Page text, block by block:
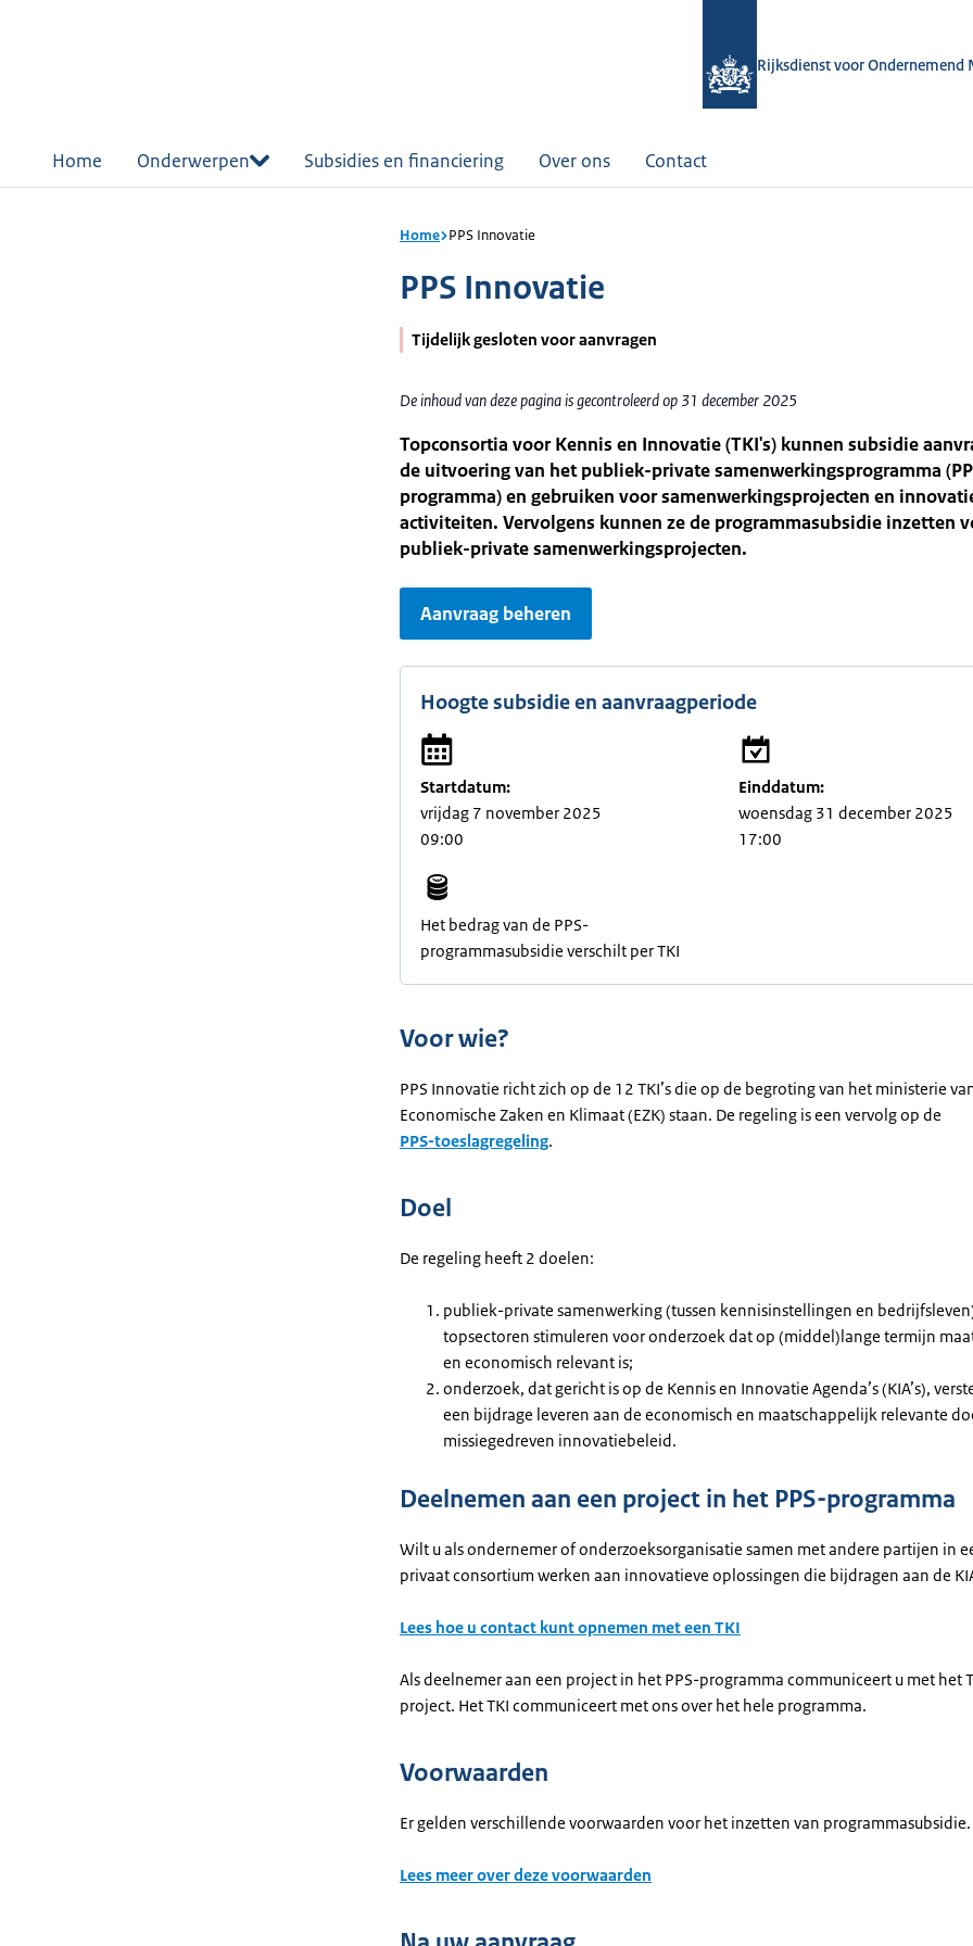
Rijksdienst voor Ondernemend
Home Onderwerpen Subsidies en financiering Over ons Contact
Home PPS Innovatie
PPS Innovatie
Tijdelijk gesloten voor aanvragen
De inhoud van deze pagina is gecontroleerd op 31 december 2025
Topconsortia voor Kennis en Innovatie (TKI's) kunnen subsidie
de uitvoering van het publiek-private samenwerkingsprogramma
programma) en gebruiken voor samenwerkingsprojecten en
activiteiten. Vervolgens kunnen ze de programmasubsidie inzetten
publiek-private samenwerkingsprojecten.
Aanvraag beheren
Hoogte subsidie en aanvraagperiode
Startdatum:
vrijdag 7 november 2025
09:00
Einddatum:
woensdag 31 december 2025
17:00
Het bedrag van de PPS-
programmasubsidie verschilt per TKI
Voor wie?
PPS Innovatie richt zich op de 12 TKI’s die op de begroting van het ministerie
Economische Zaken en Klimaat (EZK) staan. De regeling is een vervolg op de
PPS-toeslagregeling.
Doel
De regeling heeft 2 doelen:
publiek-private samenwerking (tussen kennisinstellingen en
topsectoren stimuleren voor onderzoek dat op (middel)lange termijn
en economisch relevant is;
onderzoek, dat gericht is op de Kennis en Innovatie Agenda’s (KIA’s),
een bijdrage leveren aan de economisch en maatschappelijk relevante
missiegedreven innovatiebeleid.
Deelnemen aan een project in het PPS-programma
Wilt u als ondernemer of onderzoeksorganisatie samen met andere partijen in
privaat consortium werken aan innovatieve oplossingen die bijdragen aan de
Lees hoe u contact kunt opnemen met een TKI
Als deelnemer aan een project in het PPS-programma communiceert u met het
project. Het TKI communiceert met ons over het hele programma.
Voorwaarden
Er gelden verschillende voorwaarden voor het inzetten van programmasubsidie.
Lees meer over deze voorwaarden